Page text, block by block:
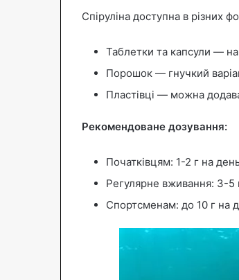
Спіруліна доступна в різних
Таблетки та капсули —
Порошок — гнучкий
Пластівці — можна
Рекомендоване дозування:
Початківцям: 1-2 г на
Регулярне вживання: 3-5
Спортсменам: до 10 г на